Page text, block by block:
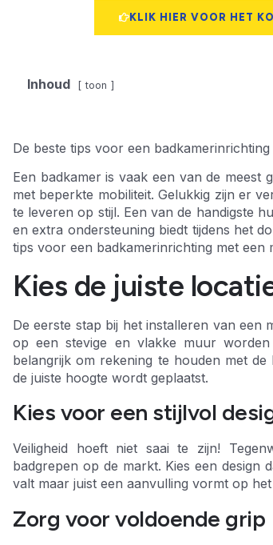
KLIK HIER VOOR HET
Inhoud toon
De beste tips voor een
Een badkamer is vaak een van de
met beperkte mobiliteit. Gelukkig zijn er
te leveren op stijl. Een van de handigste
en extra ondersteuning biedt tijdens het
tips voor een badkamerinrichting met een
Kies de juiste
De eerste stap bij het installeren van een
op een stevige en vlakke muur
belangrijk om rekening te houden met
de juiste hoogte wordt geplaatst.
Kies voor een stijlvol
Veiligheid hoeft niet saai te zijn!
badgrepen op de markt. Kies een design
valt maar juist een aanvulling vormt op
Zorg voor voldoende grip